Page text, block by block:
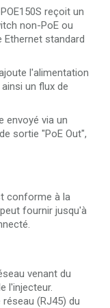
reçoit un
non-PoE ou
Ethernet standard
l'alimentation
un flux de
envoyé via un
sortie "PoE Out",
conforme à la
fournir jusqu'à
venant du
l'injecteur.
(RJ45) du